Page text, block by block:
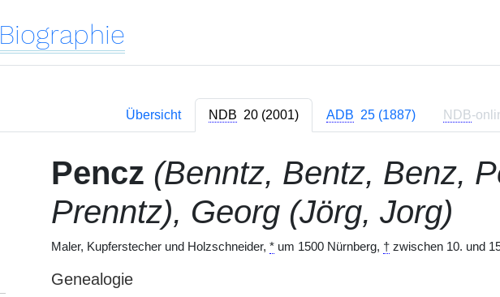
Biographie
Übersicht NDB 20 (2001) ADB 25 (1887) NDB-
Pencz (Benntz, Bentz, Benz,
Prenntz), Georg (Jörg, Jorg)
Maler, Kupferstecher und Holzschneider, *um 1500 Nürnberg, †zwischen 10. und
Genealogie